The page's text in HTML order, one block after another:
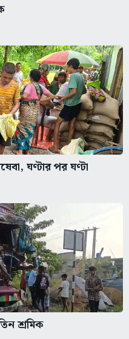
ঘণ্টার পর ঘণ্টা
শ্রমিক